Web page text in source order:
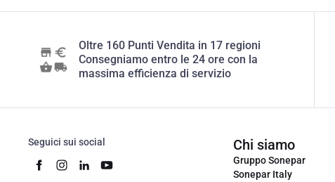
Oltre 160 Punti Vendita in 17 regioni
Consegniamo entro le 24 ore con la
massima efficienza di servizio
Seguici sui social Chi siamo
Gruppo Sonepar
Sonepar Italy